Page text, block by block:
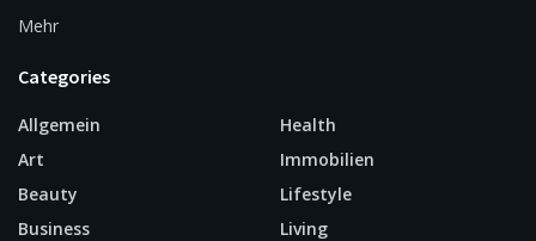
Mehr
Categories
Allgemein
Art
Beauty
Business
Health
Immobilien
Lifestyle
Living